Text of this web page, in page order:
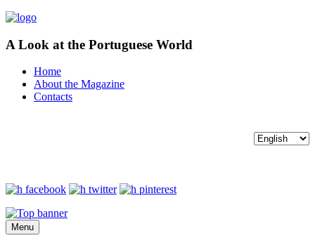
A Look at the Portuguese World
Home
About the Magazine
Contacts
Menu